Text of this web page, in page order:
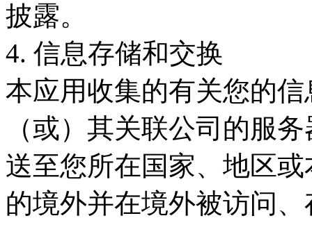
披露。
4. 信息存储和交换
本应用收集的有关您的
（或）其关联公司的服
送至您所在国家、地区
的境外并在境外被访问